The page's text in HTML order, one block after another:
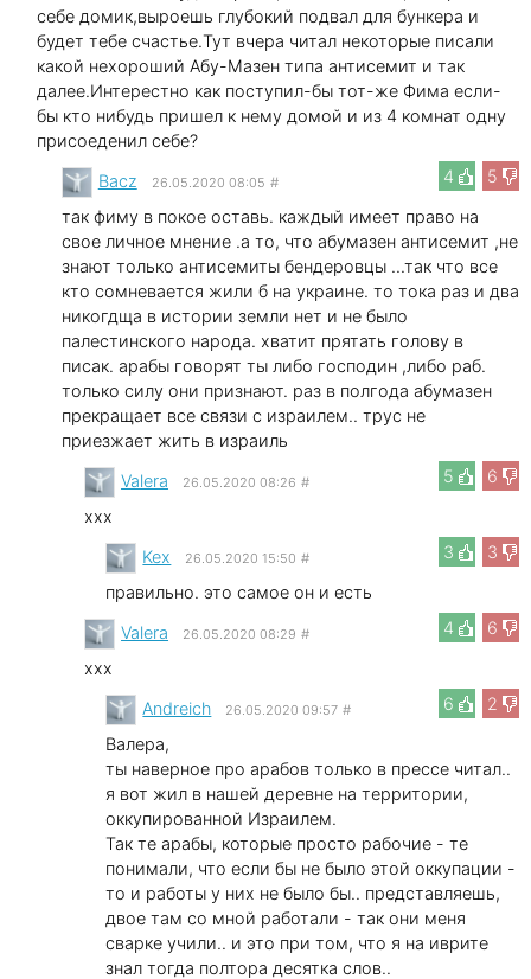
себе домик,выроешь глубокий подвал для бункера и
будет тебе счастье.Тут вчера читал некоторые писали
какой нехороший Абу-Мазен типа антисемит и так
далее.Интерестно как поступил-бы тот-же Фима если-
бы кто нибудь пришел к нему домой и из 4 комнат одну
присоеденил себе?
4
5
Bacz 26.05.2020 08:05 #
так фиму в покое оставь. каждый имеет право на
свое личное мнение .а то, что абумазен антисемит ,не
знают только антисемиты бендеровцы ...так что все
кто сомневается жили б на украине. то тока раз и два
никогдща в истории земли нет и не было
палестинского народа. хватит прятать голову в
писак. арабы говорят ты либо господин ,либо раб.
только силу они признают. раз в полгода абумазен
прекращает все связи с израилем.. трус не
приезжает жить в израиль
5
6
Valera 26.05.2020 08:26 #
xxx
3
3
Kex 26.05.2020 15:50 #
правильно. это самое он и есть
4
6
Valera 26.05.2020 08:29 #
xxx
6
2
Andreich 26.05.2020 09:57 #
Валера,
ты наверное про арабов только в прессе читал..
я вот жил в нашей деревне на территории,
оккупированной Израилем.
Так те арабы, которые просто рабочие - те
понимали, что если бы не было этой оккупации -
то и работы у них не было бы.. представляешь,
двое там со мной работали - так они меня
сварке учили.. и это при том, что я на иврите
знал тогда полтора десятка слов..